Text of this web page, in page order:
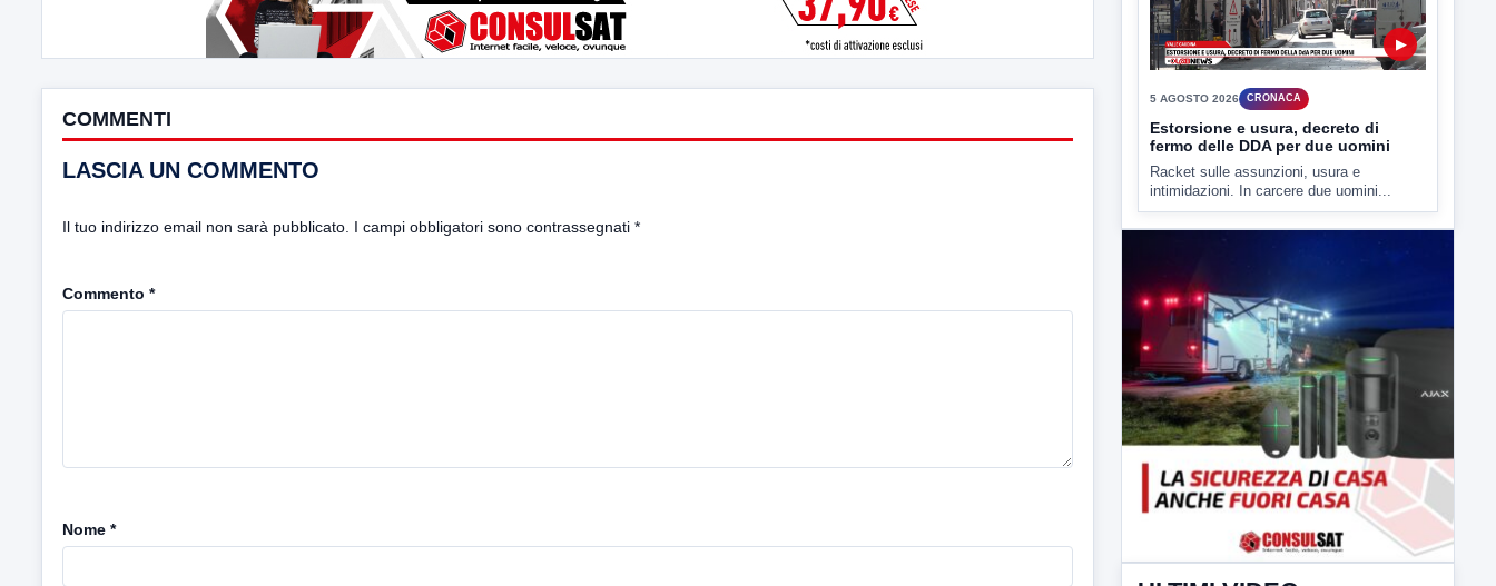
COMMENTI
LASCIA UN COMMENTO
Il tuo indirizzo email non sarà pubblicato. I campi obbligatori sono contrassegnati *
Commento *
Nome *
Estorsione e usura, decreto di
fermo delle DDA per due uomini
intimidazioni. In carcere due uomini...